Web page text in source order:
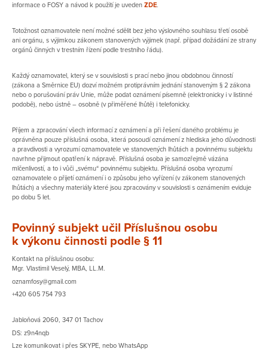
informace o FOSY a návod k použití je uveden ZDE
Totožnost oznamovatele není možné sdělit bez jeho výslovného souhlasu třetí osobě
ani orgánu, s výjimkou zákonem stanovených výjimek (např. případ dožádání ze strany
orgánů činných v trestním řízení podle trestního řádu).
Každý oznamovatel, který se v souvislosti s prací nebo jinou obdobnou činností
(zákona a Směrnice EU) dozví možném protiprávním jednání stanoveným § 2 zákona
nebo o porušování práv Unie, může podat oznámení písemně (elektronicky i v listinné
podobě), nebo ústně – osobně (v přiměřené lhůtě) i telefonicky.
Příjem a zpracování všech informací z oznámení a při řešení daného problému je
oprávněna pouze příslušná osoba, která posoudí oznámení z hlediska jeho důvodnosti
a pravdivosti a vyrozumí oznamovatele ve stanovených lhůtách a povinnému subjektu
navrhne přijmout opatření k nápravě. Příslušná osoba je samozřejmě vázána
mlčenlivostí, a to i vůči „svému“ povinnému subjektu. Příslušná osoba vyrozumí
oznamovatele o přijetí oznámení i o způsobu jeho vyřízení (v zákonem stanovených
lhůtách) a všechny materiály které jsou zpracovány v souvislosti s oznámením eviduje
po dobu 5 let.
Povinný subjekt učil Příslušnou osobu
k výkonu činnosti podle § 11
Kontakt na příslušnou osobu:
Mgr. Vlastimil Veselý, MBA, LL.M.
oznamfosy@gmail.com
+420 605 754 793
Jabloňová 2060, 347 01 Tachov
DS: z9n4nqb
Lze komunikovat i přes SKYPE, nebo WhatsApp